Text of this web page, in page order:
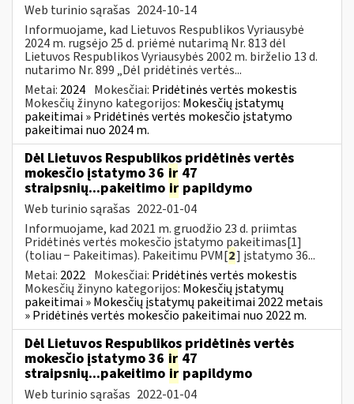
Web turinio sąrašas 2024-10-14
Informuojame, kad Lietuvos Respublikos Vyriausybė
2024 m. rugsėjo 25 d. priėmė nutarimą Nr. 813 dėl
Lietuvos Respublikos Vyriausybės 2002 m. birželio 13 d.
nutarimo Nr. 899 „Dėl pridėtinės vertės...
Metai: 2024 Mokesčiai: Pridėtinės vertės mokestis
Mokesčių žinyno kategorijos: Mokesčių įstatymų
pakeitimai » Pridėtinės vertės mokesčio įstatymo
pakeitimai nuo 2024 m.
Dėl Lietuvos Respublikos pridėtinės vertės
mokesčio įstatymo 36 ir 47
straipsnių...pakeitimo ir papildymo
Web turinio sąrašas 2022-01-04
Informuojame, kad 2021 m. gruodžio 23 d. priimtas
Pridėtinės vertės mokesčio įstatymo pakeitimas[1]
(toliau − Pakeitimas). Pakeitimu PVM[2] įstatymo 36...
Metai: 2022 Mokesčiai: Pridėtinės vertės mokestis
Mokesčių žinyno kategorijos: Mokesčių įstatymų
pakeitimai » Mokesčių įstatymų pakeitimai 2022 metais
» Pridėtinės vertės mokesčio pakeitimai nuo 2022 m.
Dėl Lietuvos Respublikos pridėtinės vertės
mokesčio įstatymo 36 ir 47
straipsnių...pakeitimo ir papildymo
Web turinio sąrašas 2022-01-04